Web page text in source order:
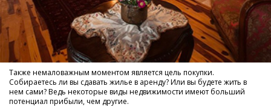
Также немаловажным моментом является цель покупки.
Собираетесь ли вы сдавать жилье в аренду? Или вы будете жить в
нем сами? Ведь некоторые виды недвижимости имеют больший
потенциал прибыли, чем другие.